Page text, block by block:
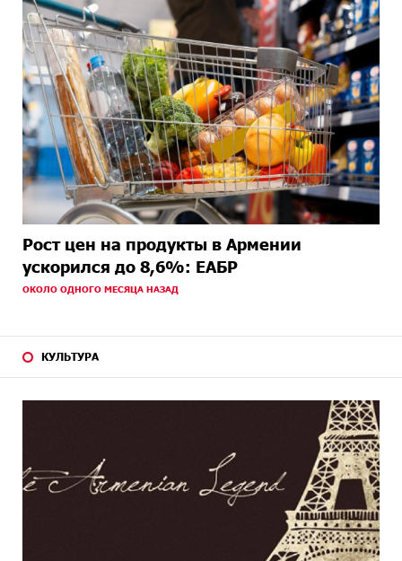
Рост цен на продукты в Армении
ускорился до 8,6%: ЕАБР
ОКОЛО ОДНОГО МЕСЯЦА НАЗАД
КУЛЬТУРА